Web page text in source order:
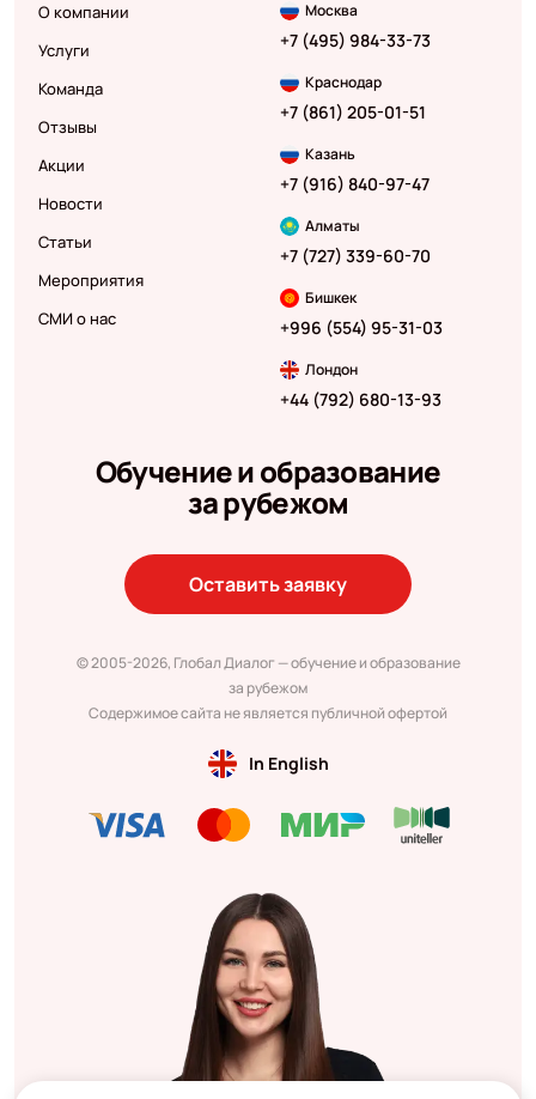
О компании
Услуги
Команда
Отзывы
Акции
Новости
Статьи
Мероприятия
СМИ о нас
Москва
+7 (495) 984-33-73
Краснодар
+7 (861) 205-01-51
Казань
+7 (916) 840-97-47
Алматы
+7 (727) 339-60-70
Бишкек
+996 (554) 95-31-03
Лондон
+44 (792) 680-13-93
Обучение и образование
за рубежом
Оставить заявку
© 2005-2026, Глобал Диалог — обучение и образование
за рубежом
Содержимое сайта не является публичной офертой
In English